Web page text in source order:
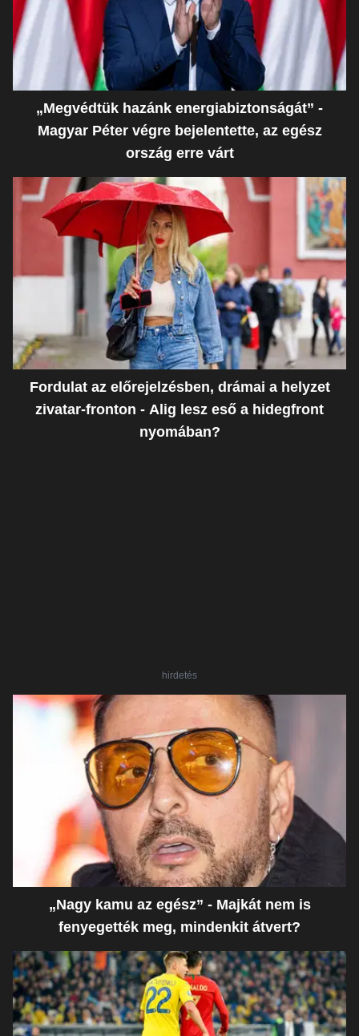
„Megvédtük hazánk energiabiztonságát” -
Magyar Péter végre bejelentette, az egész
ország erre várt
Fordulat az előrejelzésben, drámai a helyzet
zivatar-fronton - Alig lesz eső a hidegfront
nyomában?
hirdetés
„Nagy kamu az egész” - Majkát nem is
fenyegették meg, mindenkit átvert?